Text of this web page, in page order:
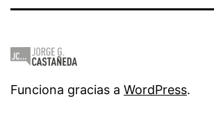
Funciona gracias a WordPress.